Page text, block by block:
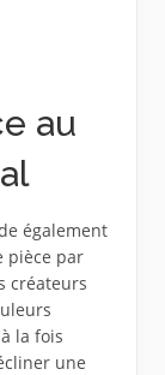
au
également
pièce par
créateurs
la fois
une